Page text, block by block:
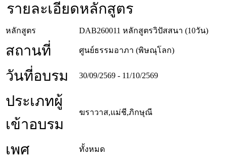
รายละเอียดหลักสูตร
หลักสูตร DAB260011 หลักสูตรวิปัสสนา (10วัน)
สถานที่ ศูนย์ธรรมอาภา (พิษณุโลก)
วันที่อบรม 30/09/2569 - 11/10/2569
ประเภทผู้
เข้าอบรม
ฆราวาส,แม่ชี,ภิกษุณี
เพศ ทั้งหมด